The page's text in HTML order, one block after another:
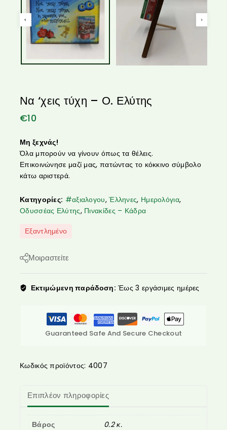
Να ‘χεις τύχη – Ο. Ελύτης
€10
Μη ξεχνάς!
Όλα μπορούν να γίνουν όπως τα θέλεις.
Επικοινώνησε μαζί μας, πατώντας το κόκκινο σύμβολο
κάτω αριστερά.
Κατηγορίες: #αξιαλογου,Έλληνες, Ημερολόγια,
Οδυσσέας Ελύτης, Πινακίδες – Κάδρα
Εξαντλημένο
Μοιραστείτε
Εκτιμώμενη παράδοση: Έως 3 εργάσιμες ημέρες
Guaranteed Safe And Secure Checkout
Κωδικός προϊόντος: 4007
Επιπλέον πληροφορίες
Βάρος
0.2 κ.